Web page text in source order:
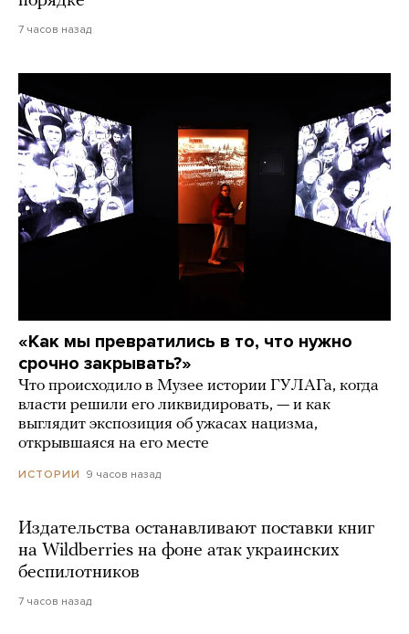
7 часов назад
«Как мы превратились в то, что нужно
срочно закрывать?»
Что происходило в Музее истории ГУЛАГа, когда
власти решили его ликвидировать, — и как
выглядит экспозиция об ужасах нацизма,
открывшаяся на его месте
ИСТОРИИ 9 часов назад
Издательства останавливают поставки книг
на Wildberries на фоне атак украинских
беспилотников
7 часов назад